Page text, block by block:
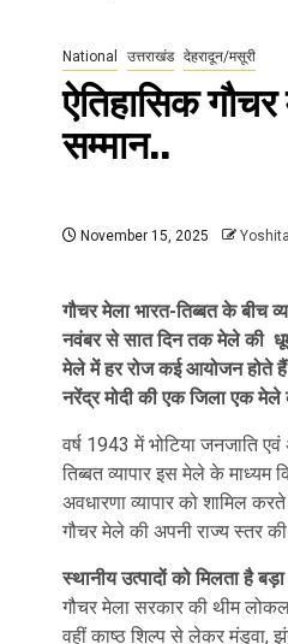
National उत्तराखंड देहरादून/मसूरी
ऐतिहासिक गौचर
सम्मान..
November 15, 2025
गौचर मेला भारत-तिब्बत के बीच
नवंबर से सात दिन तक मेले की
मेले में हर रोज कई आयोजन होते
नरेंद्र मोदी की एक जिला एक मेले
वर्ष 1943 में भोटिया जनजाति
तिब्बत व्यापार इस मेले के
अवधारणा व्यापार को शामिल
गौचर मेले की अपनी राज्य स्तर
स्थानीय उत्पादों को मिलता है बड़ा
गौचर मेला सरकार की थीम
वहीं काष्ठ शिल्प से लेकर मंडुवा,